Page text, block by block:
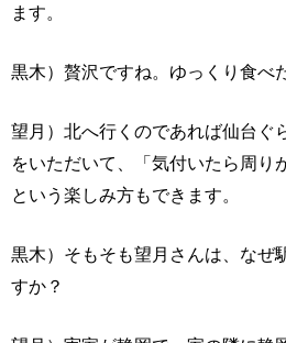
ます。
黒木）贅沢ですね。ゆっくり食べ
望月）北へ行くのであれば仙台ぐ
をいただいて、「気付いたら周り
という楽しみ方もできます。
黒木）そもそも望月さんは、なぜ
すか？